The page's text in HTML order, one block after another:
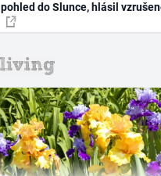
pohled do Slunce, hlásil